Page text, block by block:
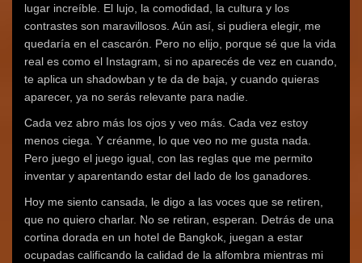
lugar increíble. El lujo, la comodidad, la cultura y los
contrastes son maravillosos. Aún así, si pudiera elegir, me
quedaría en el cascarón. Pero no elijo, porque sé que la vida
real es como el Instagram, si no aparecés de vez en cuando,
te aplica un shadowban y te da de baja, y cuando quieras
aparecer, ya no serás relevante para nadie.
Cada vez abro más los ojos y veo más. Cada vez estoy
menos ciega. Y créanme, lo que veo no me gusta nada.
Pero juego el juego igual, con las reglas que me permito
inventar y aparentando estar del lado de los ganadores.
Hoy me siento cansada, le digo a las voces que se retiren,
que no quiero charlar. No se retiran, esperan. Detrás de una
cortina dorada en un hotel de Bangkok, juegan a estar
ocupadas calificando la calidad de la alfombra mientras mi